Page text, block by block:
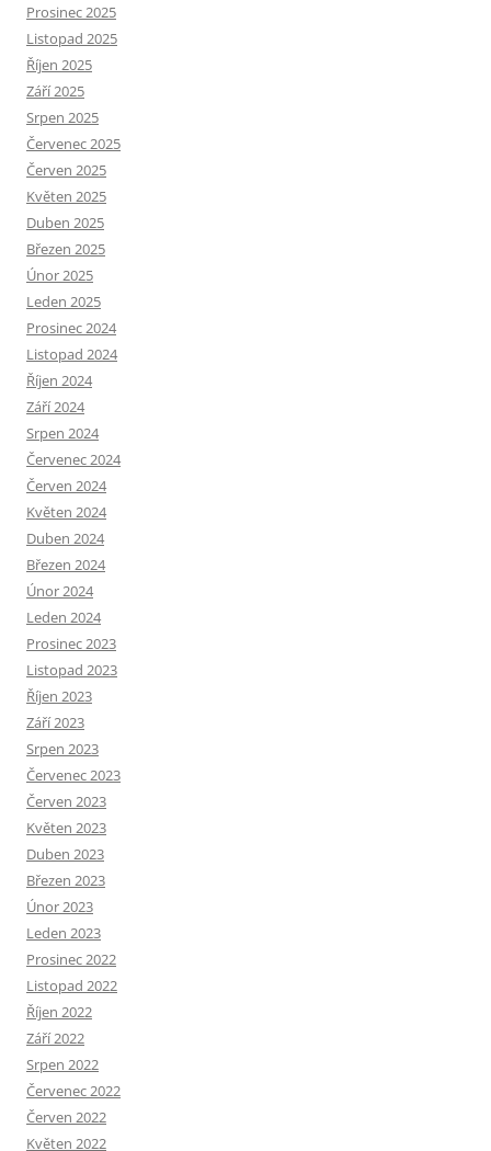
Prosinec 2025
Listopad 2025
Říjen 2025
Září 2025
Srpen 2025
Červenec 2025
Červen 2025
Květen 2025
Duben 2025
Březen 2025
Únor 2025
Leden 2025
Prosinec 2024
Listopad 2024
Říjen 2024
Září 2024
Srpen 2024
Červenec 2024
Červen 2024
Květen 2024
Duben 2024
Březen 2024
Únor 2024
Leden 2024
Prosinec 2023
Listopad 2023
Říjen 2023
Září 2023
Srpen 2023
Červenec 2023
Červen 2023
Květen 2023
Duben 2023
Březen 2023
Únor 2023
Leden 2023
Prosinec 2022
Listopad 2022
Říjen 2022
Září 2022
Srpen 2022
Červenec 2022
Červen 2022
Květen 2022